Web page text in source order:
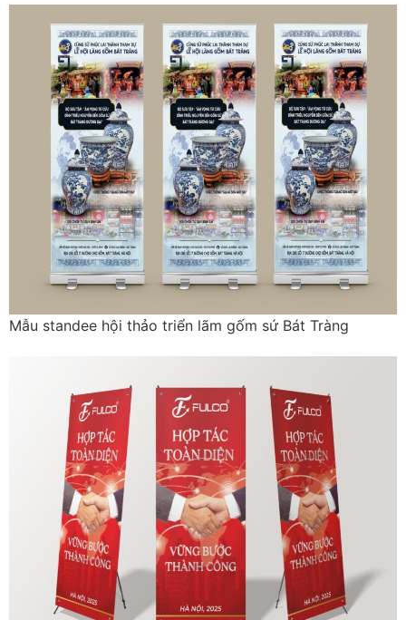
Mẫu standee hội thảo triển lãm gốm sứ Bát Tràng